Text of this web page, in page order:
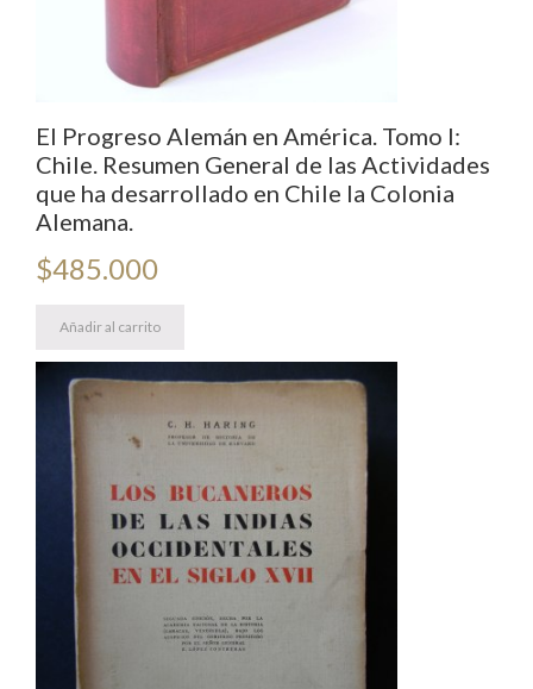
El Progreso Alemán en América. Tomo I:
Chile. Resumen General de las Actividades
que ha desarrollado en Chile la Colonia
Alemana.
$485.000
Añadir al carrito